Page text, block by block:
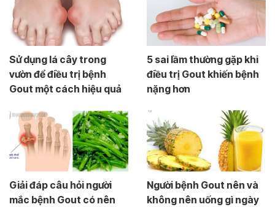
Sử dụng lá cây trong
vườn để điều trị bệnh
Gout một cách hiệu quả
5 sai lầm thường gặp khi
điều trị Gout khiến bệnh
nặng hơn
Giải đáp câu hỏi người
mắc bệnh Gout có nên
Người bệnh Gout nên và
không nên uống gì ngày